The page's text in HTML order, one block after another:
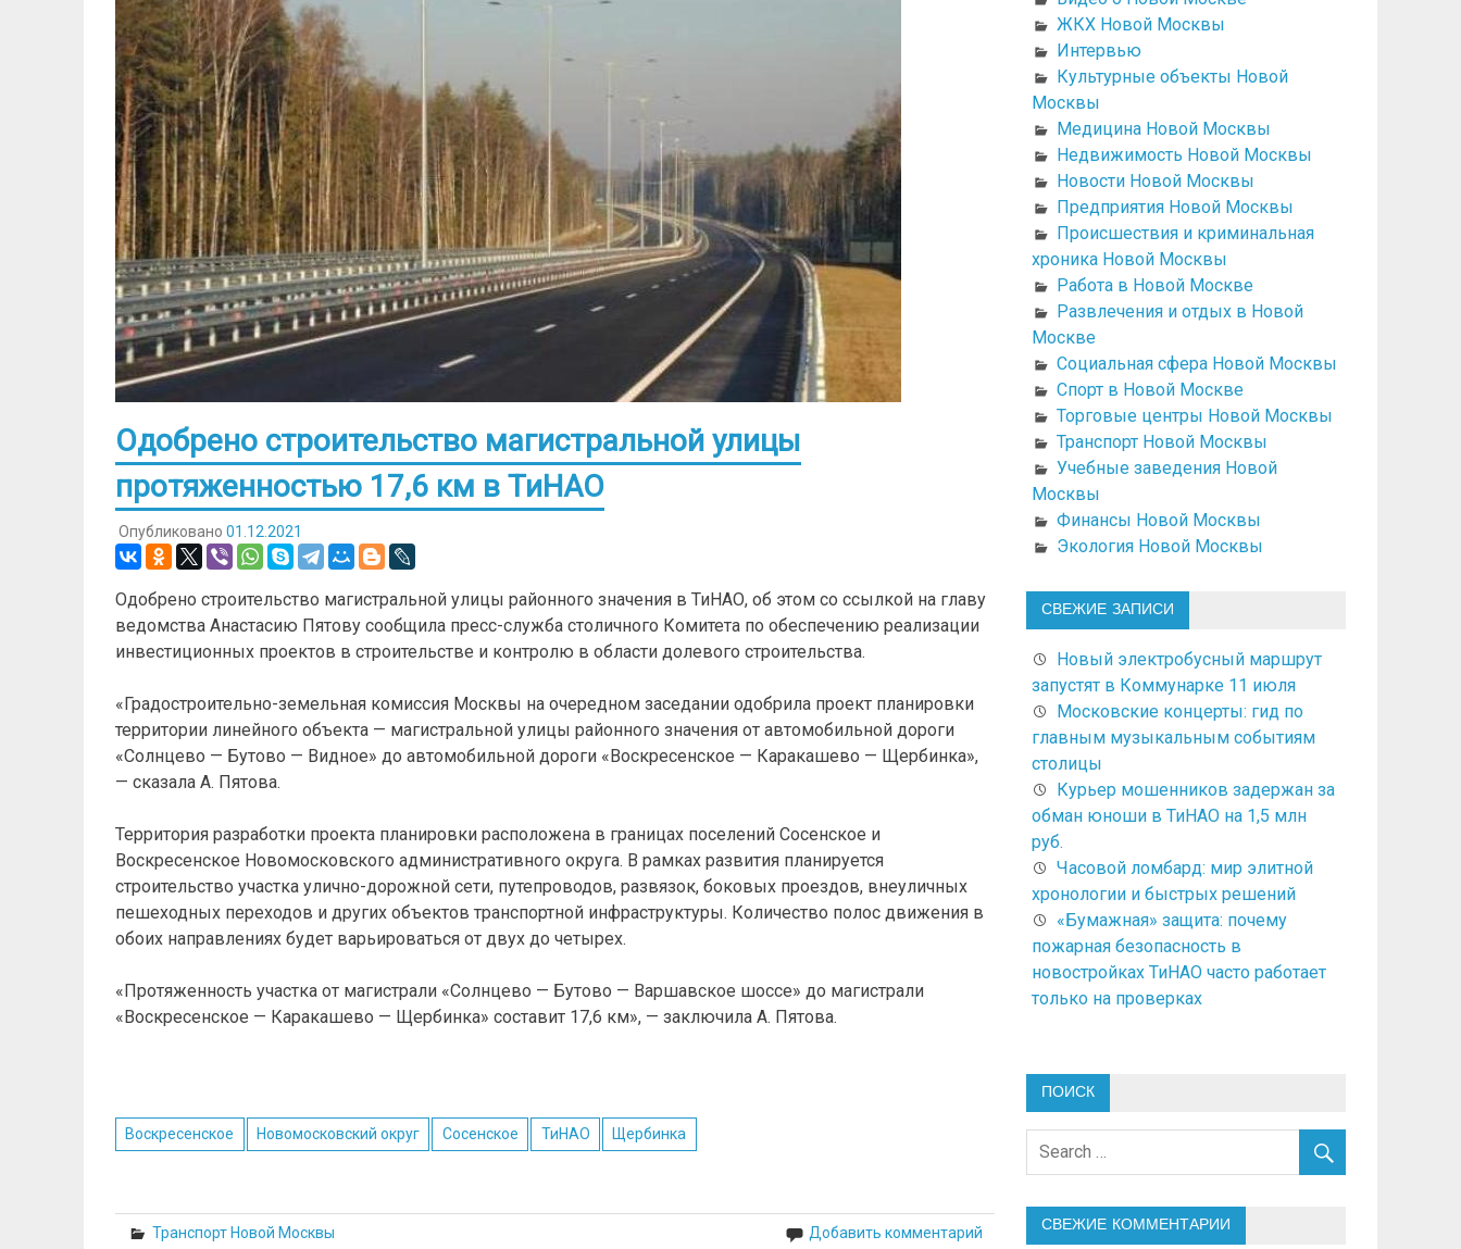
Одобрено строительство магистральной улицы
протяженностью 17,6 км в ТиНАО
Опубликовано 01.12.2021
Одобрено строительство магистральной улицы районного значения в ТиНАО, об этом со ссылкой на главу
ведомства Анастасию Пятову сообщила пресс-служба столичного Комитета по обеспечению реализации
инвестиционных проектов в строительстве и контролю в области долевого строительства.
«Градостроительно-земельная комиссия Москвы на очередном заседании одобрила проект планировки
территории линейного объекта — магистральной улицы районного значения от автомобильной дороги
«Солнцево — Бутово — Видное» до автомобильной дороги «Воскресенское — Каракашево — Щербинка»,
— сказала А. Пятова.
Территория разработки проекта планировки расположена в границах поселений Сосенское и
Воскресенское Новомосковского административного округа. В рамках развития планируется
строительство участка улично-дорожной сети, путепроводов, развязок, боковых проездов, внеуличных
пешеходных переходов и других объектов транспортной инфраструктуры. Количество полос движения в
обоих направлениях будет варьироваться от двух до четырех.
«Протяженность участка от магистрали «Солнцево — Бутово — Варшавское шоссе» до магистрали
«Воскресенское — Каракашево — Щербинка» составит 17,6 км», — заключила А. Пятова.
Воскресенское Новомосковский округ Сосенское ТиНАО Щербинка
Транспорт Новой Москвы Добавить комментарий
ЖКХ Новой Москвы
Интервью
Культурные объекты Новой
Москвы
Медицина Новой Москвы
Недвижимость Новой Москвы
Новости Новой Москвы
Предприятия Новой Москвы
Происшествия и криминальная
хроника Новой Москвы
Работа в Новой Москве
Развлечения и отдых в Новой
Москве
Социальная сфера Новой Москвы
Спорт в Новой Москве
Торговые центры Новой Москвы
Транспорт Новой Москвы
Учебные заведения Новой
Москвы
Финансы Новой Москвы
Экология Новой Москвы
СВЕЖИЕ ЗАПИСИ
Новый электробусный маршрут
запустят в Коммунарке 11 июля
Московские концерты: гид по
главным музыкальным событиям
столицы
Курьер мошенников задержан за
обман юноши в ТиНАО на 1,5 млн
руб.
Часовой ломбард: мир элитной
хронологии и быстрых решений
«Бумажная» защита: почему
пожарная безопасность в
новостройках ТиНАО часто работает
только на проверках
ПОИСК
СВЕЖИЕ КОММЕНТАРИИ